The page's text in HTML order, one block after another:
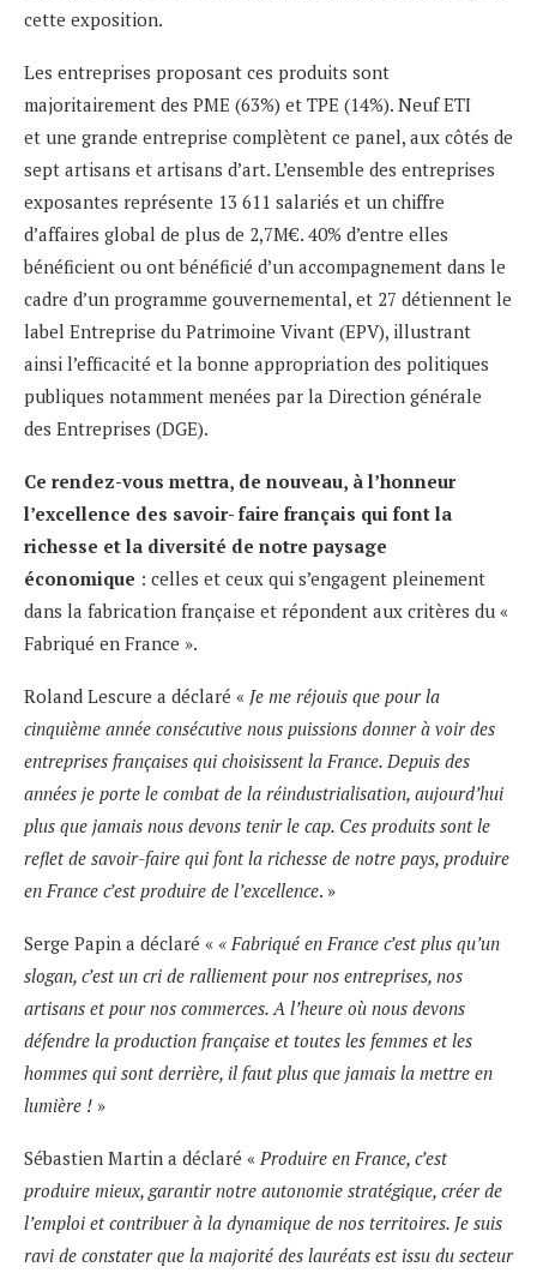
cette exposition.
Les entreprises proposant ces produits sont
majoritairement des PME (63%) et TPE (14%). Neuf ETI
et une grande entreprise complètent ce panel, aux côtés de
sept artisans et artisans d’art. L’ensemble des entreprises
exposantes représente 13 611 salariés et un chiffre
d’affaires global de plus de 2,7M€. 40% d’entre elles
bénéficient ou ont bénéficié d’un accompagnement dans le
cadre d’un programme gouvernemental, et 27 détiennent le
label Entreprise du Patrimoine Vivant (EPV), illustrant
ainsi l’efficacité et la bonne appropriation des politiques
publiques notamment menées par la Direction générale
des Entreprises (DGE).
Ce rendez-vous mettra, de nouveau, à l’honneur
l’excellence des savoir- faire français qui font la
richesse et la diversité de notre paysage
économique : celles et ceux qui s’engagent pleinement
dans la fabrication française et répondent aux critères du «
Fabriqué en France ».
Roland Lescure a déclaré « Je me réjouis que pour la
cinquième année consécutive nous puissions donner à voir des
entreprises françaises qui choisissent la France. Depuis des
années je porte le combat de la réindustrialisation, aujourd’hui
plus que jamais nous devons tenir le cap. Ces produits sont le
reflet de savoir-faire qui font la richesse de notre pays, produire
en France c’est produire de l’excellence. »
Serge Papin a déclaré « « Fabriqué en France c’est plus qu’un
slogan, c’est un cri de ralliement pour nos entreprises, nos
artisans et pour nos commerces. A l’heure où nous devons
défendre la production française et toutes les femmes et les
hommes qui sont derrière, il faut plus que jamais la mettre en
lumière ! »
Sébastien Martin a déclaré « Produire en France, c’est
produire mieux, garantir notre autonomie stratégique, créer de
l’emploi et contribuer à la dynamique de nos territoires. Je suis
ravi de constater que la majorité des lauréats est issu du secteur